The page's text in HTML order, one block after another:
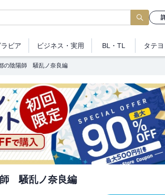
ビア ビジネス ・実用 BL・TL タテヨ
の陰陽師 騒乱ノ奈良編
騒乱ノ奈良編